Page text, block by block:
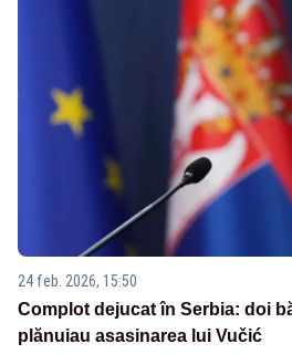
24 feb. 2026, 15:50
Complot dejucat în Serbia: doi
plănuiau asasinarea lui Vučić